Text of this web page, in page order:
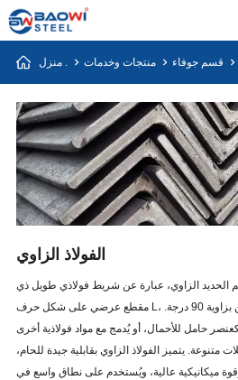
منزل . منتجات وخدمات قسم جوفاء
الفولاذ الزاوي
الحديد الزاوي، عبارة عن شريط فولاذي طويل ذي
مقطع عرضي على شكل حرف L، حيث يكون جانباه متعامدين بزاوية 90 درجة.
حامل للأحمال، أو يُدمج مع مواد فولاذية أخرى
يتميز الفولاذ الزاوي بقابلية جيدة للحام،
ميكانيكية عالية، ويُستخدم على نطاق واسع في